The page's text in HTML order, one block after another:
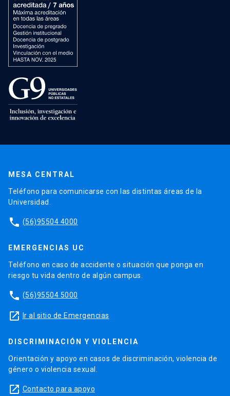
MESA CENTRAL
Teléfono para comunicarse con las distintas áreas de la
Universidad.
phone (56)95504 4000
EMERGENCIAS UC
Teléfono en caso de accidente o situación que ponga en
riesgo tu vida dentro de algún campus.
phone (56)95504 5000
launch Ir al sitio de Emergencias
DISCRIMINACIÓN Y VIOLENCIA
Orientación y apoyo en casos de discriminación, violencia de
género o violencia sexual.
launch Contacto para apoyo